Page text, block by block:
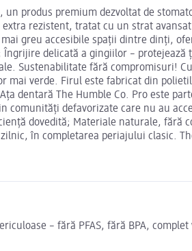
un produs premium dezvoltat de
rezistent, tratat cu un strat
greu accesibile spații dintre dinți,
delicată a gingiilor –
Sustenabilitate fără compromisuri!
verde. Firul este fabricat din
dentară The Humble Co. Pro este
defavorizate care nu au
dovedită; Materiale naturale,
în completarea periajului clasic.
– fără PFAS, fără BPA,